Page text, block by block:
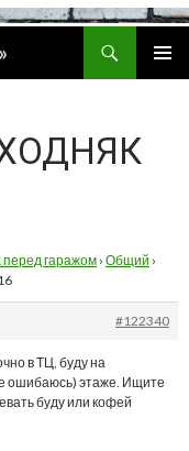
перед гаражом› Общий ›
#122340
в ТЦ, буду на
ошибаюсь) этаже. Ищите
буду или кофей